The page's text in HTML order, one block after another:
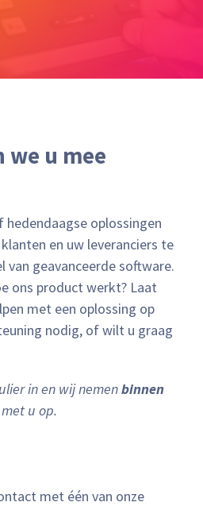
we u mee
oplossingen
en uw leveranciers te
van geavanceerde software.
ons product werkt? Laat
met een oplossing op
nodig, of wilt u graag
in en wij nemenbinnen
u op.
met één van onze